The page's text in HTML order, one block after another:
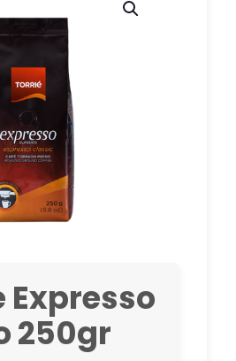
Expresso
250gr